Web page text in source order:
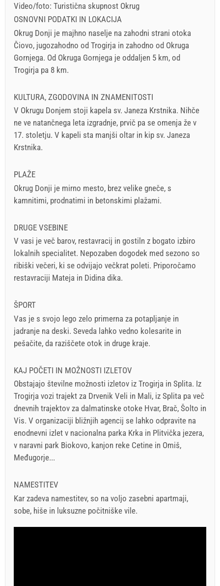
Video/foto: Turistična skupnost Okrug
OSNOVNI PODATKI IN LOKACIJA
Okrug Donji je majhno naselje na zahodni strani otoka
Čiovo, jugozahodno od Trogirja in zahodno od Okruga
Gornjega. Od Okruga Gornjega je oddaljen 5 km, od
Trogirja pa 8 km.
KULTURA, ZGODOVINA IN ZNAMENITOSTI
V Okrugu Donjem stoji kapela sv. Janeza Krstnika. Nihče
ne ve natančnega leta izgradnje, prvič pa se omenja že v
17. stoletju. V kapeli sta manjši oltar in kip sv. Janeza
Krstnika.
PLAŽE
Okrug Donji je mirno mesto, brez velike gneče, s
kamnitimi, prodnatimi in betonskimi plažami.
DRUGE VSEBINE
V vasi je več barov, restavracij in gostiln z bogato izbiro
lokalnih specialitet. Nepozaben dogodek med sezono so
ribiški večeri, ki se odvijajo večkrat poleti. Priporočamo
restavraciji Mateja in Didina dika.
ŠPORT
Vas je s svojo lego zelo primerna za potapljanje in
jadranje na deski. Seveda lahko vedno kolesarite in
pešačite, da raziščete otok in druge kraje.
KAJ POČETI IN MOŽNOSTI IZLETOV
Obstajajo številne možnosti izletov iz Trogirja in Splita. Iz
Trogirja vozi trajekt za Drvenik Veli in Mali, iz Splita pa več
dnevnih trajektov za dalmatinske otoke Hvar, Brač, Šolto in
Vis. V organizaciji bližnjih agencij se lahko odpravite na
enodnevni izlet v nacionalna parka Krka in Plitvička jezera,
v naravni park Biokovo, kanjon reke Cetine in Omiš,
Međugorje...
NAMESTITEV
Kar zadeva namestitev, so na voljo zasebni apartmaji,
sobe, hiše in luksuzne počitniške vile.